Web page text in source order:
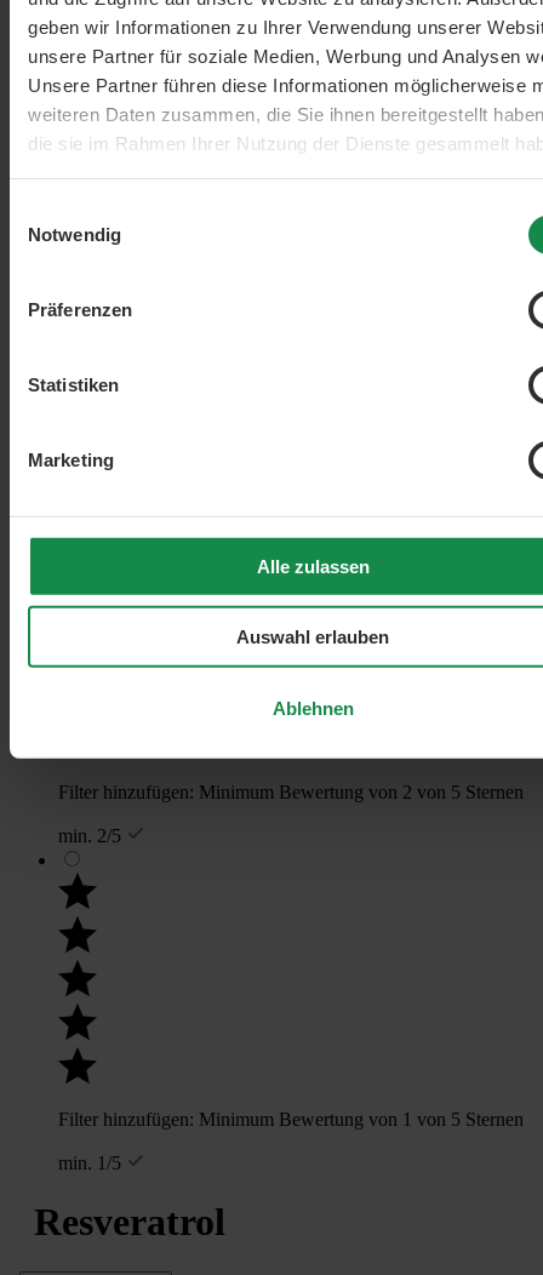
geben wir Informationen zu Ihrer Verwendung unserer
unsere Partner für soziale Medien, Werbung und Analysen
Unsere Partner führen diese Informationen möglicherweise
weiteren Daten zusammen, die Sie ihnen bereitgestellt
die sie im Rahmen Ihrer Nutzung der Dienste gesammelt
Notwendig
Präferenzen
Statistiken
Marketing
Alle zulassen
Auswahl erlauben
Ablehnen
Filter hinzufügen: Minimum Bewertung von 4 von 5 Sternen
min. 4/5
Filter hinzufügen: Minimum Bewertung von 3 von 5 Sternen
Filter hinzufügen: Minimum Bewertung von 2 von 5 Sternen
min. 2/5
Filter hinzufügen: Minimum Bewertung von 1 von 5 Sternen
min. 1/5
Resveratrol